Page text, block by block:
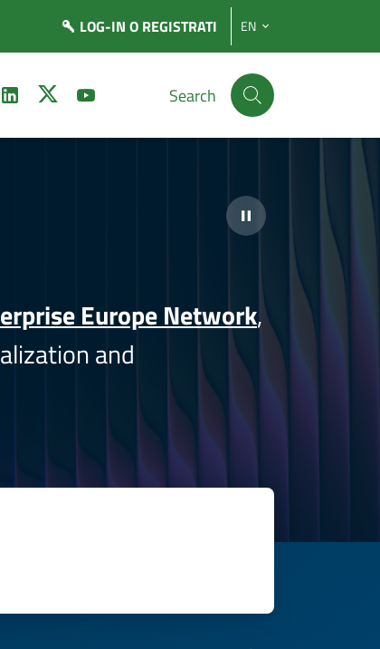
LOG-IN O REGISTRATI EN
Search
Europe Network,
and